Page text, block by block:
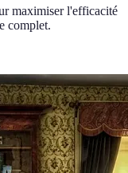
maximiser l'efficacité
complet.